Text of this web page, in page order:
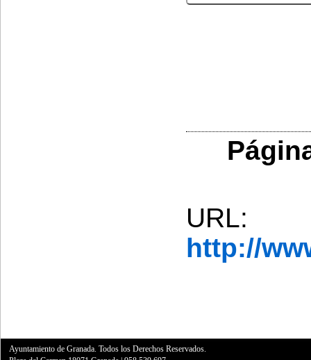
URL:
http://
Ayuntamiento de Granada. Todos los Derechos Reservados.